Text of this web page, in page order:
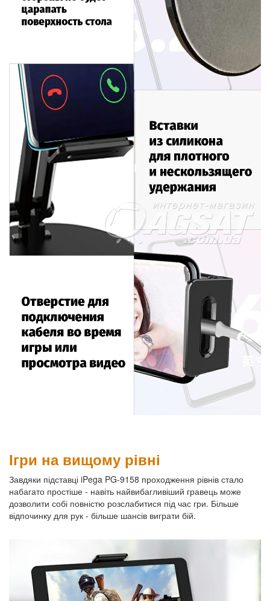
Ігри на вищому рівні
Завдяки підставці iPega PG-9158 проходження рівнів стало
набагато простіше - навіть найвибагливіший гравець може
дозволити собі повністю розслабитися під час гри. Більше
відпочинку для рук - більше шансів виграти бій.